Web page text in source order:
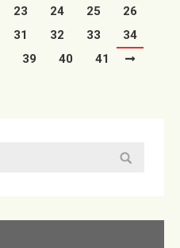
23 24 25
26
31 32 33
34
39 40 41